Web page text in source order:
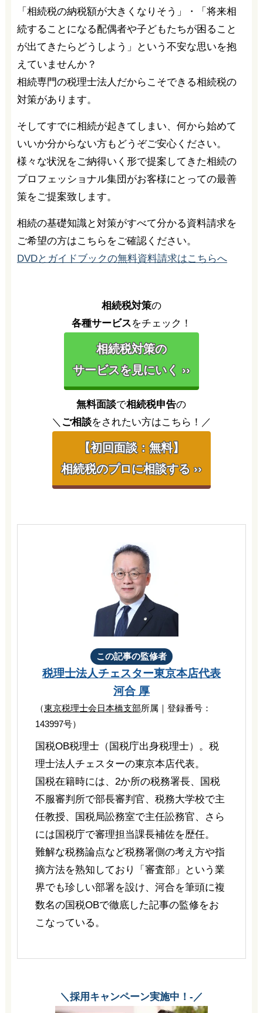
「相続税の納税額が大きくなりそう」・「将来相
続することになる配偶者や子どもたちが困ること
が出てきたらどうしよう」という不安な思いを抱
えていませんか？
相続専門の税理士法人だからこそできる相続税の
対策があります。
そしてすでに相続が起きてしまい、何から始めて
いいか分からない方もどうぞご安心ください。
様々な状況をご納得いく形で提案してきた相続の
プロフェッショナル集団がお客様にとっての最善
策をご提案致します。
相続の基礎知識と対策がすべて分かる資料請求を
ご希望の方はこちらをご確認ください。
DVDとガイドブックの無料資料請求はこちらへ
相続税対策の
各種サービスをチェック！
相続税対策の
サービスを見にいく ››
無料面談で相続税申告の
＼ ご相談をされたい方はこちら！／
【初回面談：無料】
相続税のプロに相談する ››
この記事の監修者
税理士法人チェスター東京本店代表
河合 厚
（東京税理士会日本橋支部所属｜登録番号：
143997号）
国税OB税理士（国税庁出身税理士）。税
理士法人チェスターの東京本店代表。
国税在籍時には、2か所の税務署長、国税
不服審判所で部長審判官、税務大学校で主
任教授、国税局訟務室で主任訟務官、さら
には国税庁で審理担当課長補佐を歴任。
難解な税務論点など税務署側の考え方や指
摘方法を熟知しており「審査部」という業
界でも珍しい部署を設け、河合を筆頭に複
数名の国税OBで徹底した記事の監修をお
こなっている。
＼採用キャンペーン実施中！-／